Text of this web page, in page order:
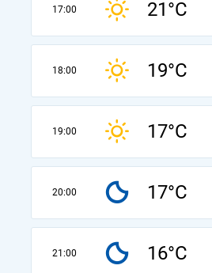
17:00 21°C
18:00 19°C
19:00 17°C
20:00 17°C
21:00 16°C